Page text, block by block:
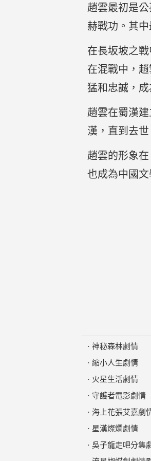
趙雲最初是
赫戰功。其
在長坂坡之
在混戰中，
猛和忠誠，成
趙雲在蜀漢
漢，直到去世
趙雲的形象
也成為中國
· 神秘森林劇情
· 縮小人生劇情
· 火星生活劇情
· 守護者電影劇情
· 海上花張艾嘉劇
· 星漢燦爛劇情
· 吳子龍走吧分集